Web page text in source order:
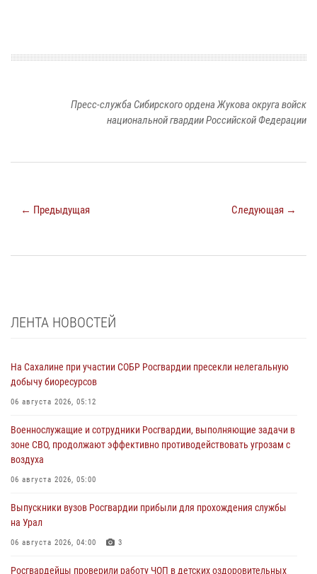
Пресс-служба Сибирского ордена Жукова округа войск
национальной гвардии Российской Федерации
← Предыдущая Следующая →
ЛЕНТА НОВОСТЕЙ
На Сахалине при участии СОБР Росгвардии пресекли нелегальную
добычу биоресурсов
06 августа 2026, 05:12
Военнослужащие и сотрудники Росгвардии, выполняющие задачи в
зоне СВО, продолжают эффективно противодействовать угрозам с
воздуха
06 августа 2026, 05:00
Выпускники вузов Росгвардии прибыли для прохождения службы
на Урал
06 августа 2026, 04:00 3
Росгвардейцы проверили работу ЧОП в детских оздоровительных